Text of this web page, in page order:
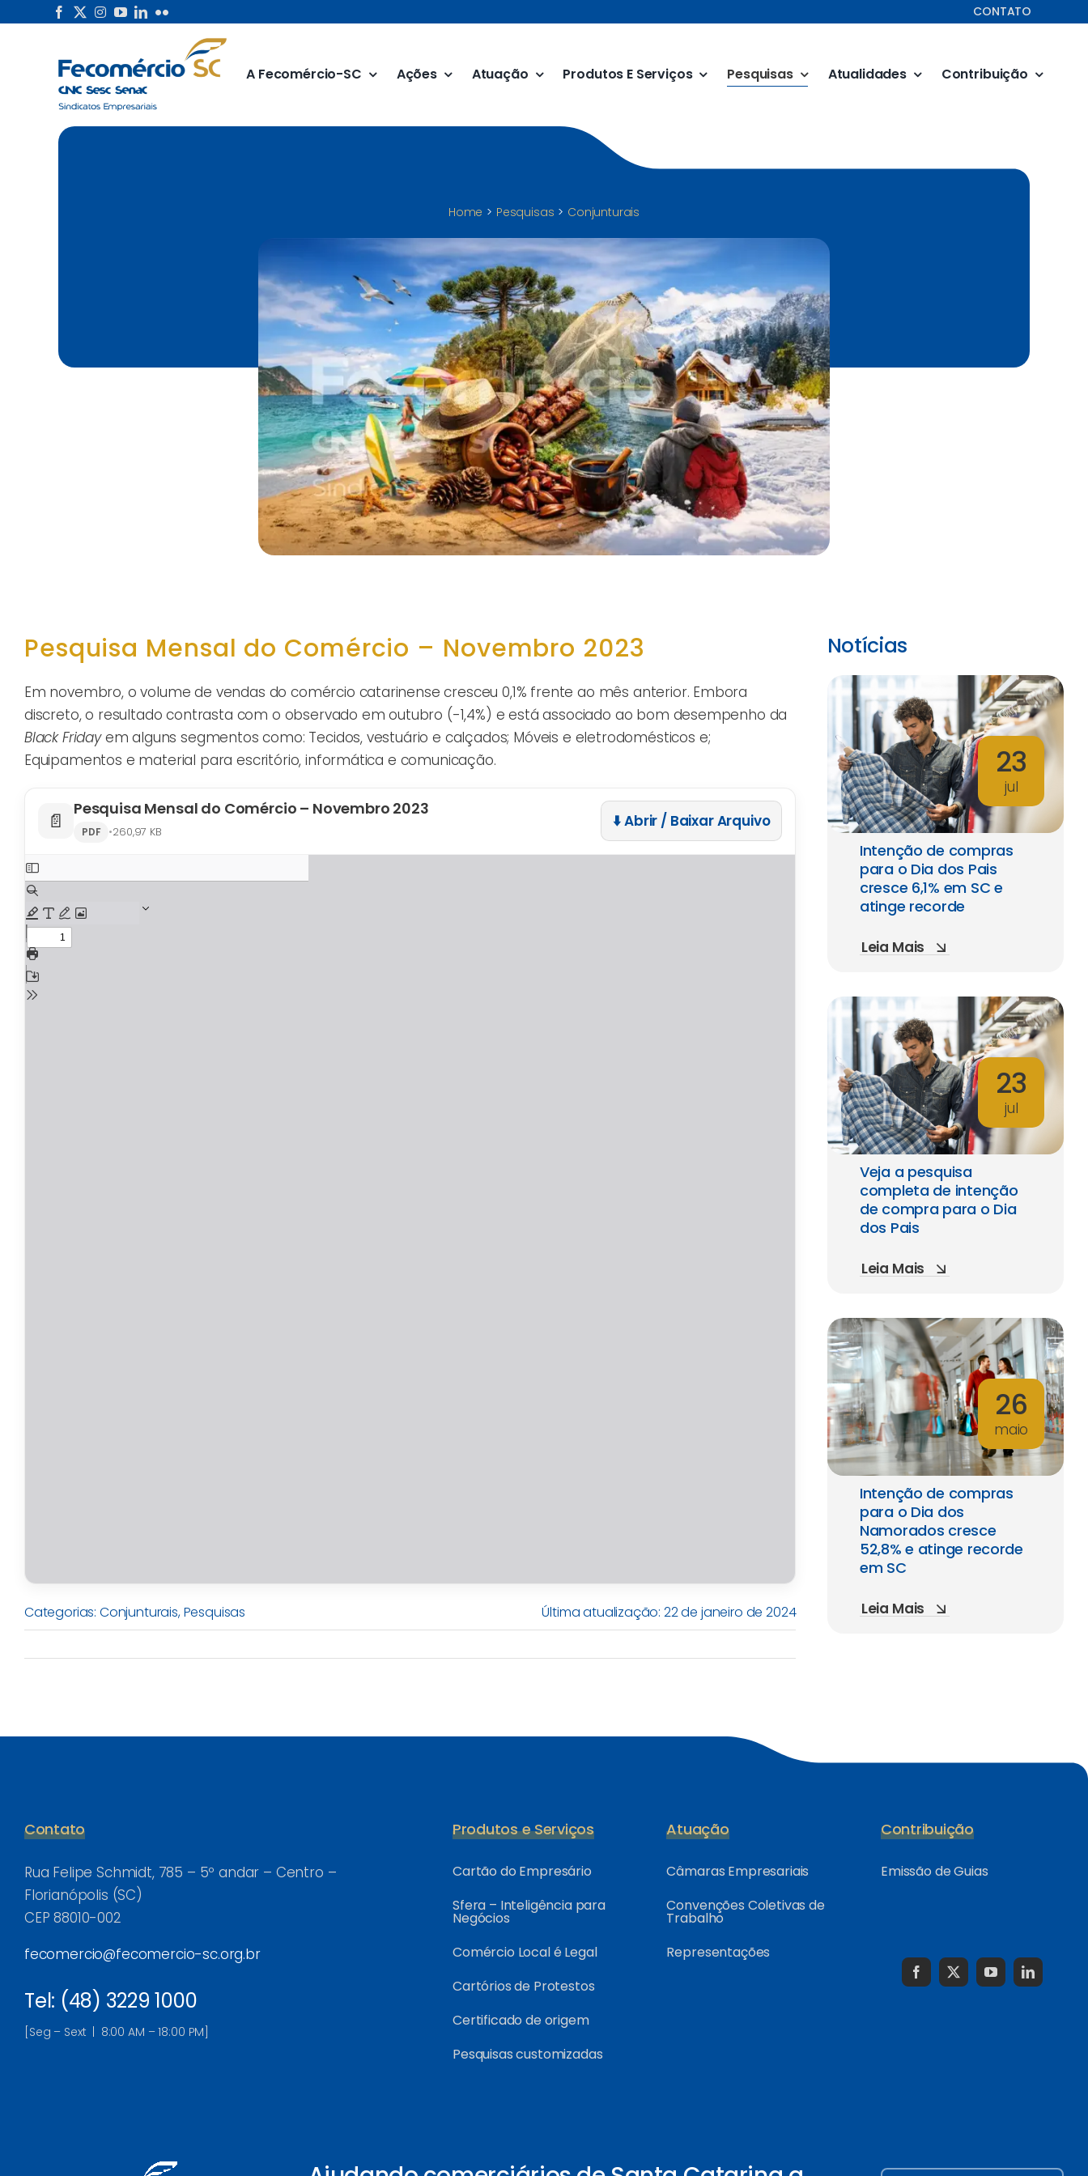
CONTATO
A Fecomércio-SC Ações Atuação Produtos E Serviços Pesquisas Atualidades Contribuição
Home Pesquisas Conjunturais
Pesquisa Mensal do Comércio – Novembro 2023
Em novembro, o volume de vendas do comércio catarinense cresceu 0,1% frente ao mês anterior. Embora
discreto, o resultado contrasta com o observado em outubro (-1,4%) e está associado ao bom desempenho da
Black Fridayem alguns segmentos como: Tecidos, vestuário e calçados; Móveis e eletrodomésticos e;
Equipamentos e material para escritório, informática e comunicação.
📄
Pesquisa Mensal do Comércio – Novembro 2023
PDF •260,97 KB
⬇️ Abrir / Baixar Arquivo
Categorias: Conjunturais,Pesquisas Última atualização: 22 de janeiro de 2024
Notícias
23
jul
Intenção de compras
para o Dia dos Pais
cresce 6,1% em SC e
atinge recorde
Leia Mais
23
jul
Veja a pesquisa
completa de intenção
de compra para o Dia
dos Pais
Leia Mais
26
maio
Intenção de compras
para o Dia dos
Namorados cresce
52,8% e atinge recorde
em SC
Leia Mais
Contato
Rua Felipe Schmidt, 785 – 5º andar – Centro –
Florianópolis (SC)
CEP 88010-002
fecomercio@fecomercio-sc.org.br
Tel: (48) 3229 1000
[Seg – Sext | 8:00 AM – 18:00 PM]
Produtos e Serviços
Cartão do Empresário
Sfera – Inteligência para
Negócios
Comércio Local é Legal
Cartórios de Protestos
Certificado de origem
Pesquisas customizadas
Atuação
Câmaras Empresariais
Convenções Coletivas de
Trabalho
Representações
Contribuição
Emissão de Guias